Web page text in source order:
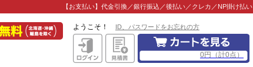
【お支払い】代金引換／銀行振込／後払い／クレカ／NP掛け払い
ようこそ！ ID、パスワードをお忘れの方
0円 （計0点）